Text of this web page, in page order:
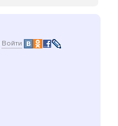
Войти